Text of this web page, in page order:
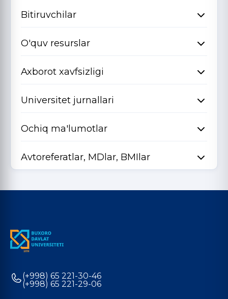
Bitiruvchilar
O'quv resurslar
Axborot xavfsizligi
Universitet jurnallari
Ochiq ma'lumotlar
Avtoreferatlar, MDlar, BMIlar
(+998) 65 221-30-46
(+998) 65 221-29-06